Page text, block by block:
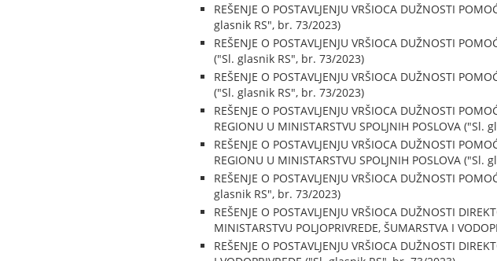
REŠENJE O POSTAVLJENJU VRŠIOCA DUŽNOSTI
glasnik RS", br. 73/2023)
REŠENJE O POSTAVLJENJU VRŠIOCA DUŽNOSTI
("Sl. glasnik RS", br. 73/2023)
REŠENJE O POSTAVLJENJU VRŠIOCA DUŽNOSTI
("Sl. glasnik RS", br. 73/2023)
REŠENJE O POSTAVLJENJU VRŠIOCA DUŽNOSTI
REGIONU U MINISTARSTVU SPOLJNIH POSLOVA ("Sl.
REŠENJE O POSTAVLJENJU VRŠIOCA DUŽNOSTI
REGIONU U MINISTARSTVU SPOLJNIH POSLOVA ("Sl.
REŠENJE O POSTAVLJENJU VRŠIOCA DUŽNOSTI
glasnik RS", br. 73/2023)
REŠENJE O POSTAVLJENJU VRŠIOCA DUŽNOSTI
MINISTARSTVU POLJOPRIVREDE, ŠUMARSTVA I
REŠENJE O POSTAVLJENJU VRŠIOCA DUŽNOSTI